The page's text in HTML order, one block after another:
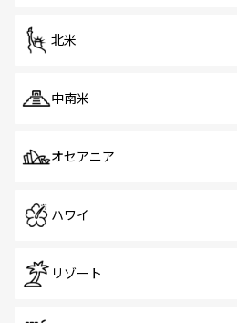
北米
中南米
オセアニア
ハワイ
リゾート